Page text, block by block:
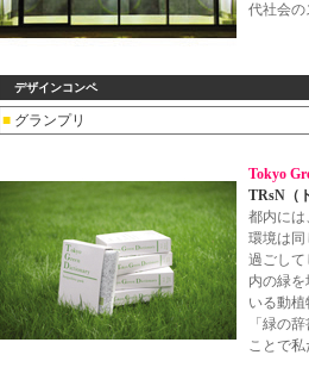
代社会の
デザインコンペ
■ グランプリ
Tokyo
TRsN（
都内には
環境は同
過ごして
内の緑
いる動
「緑の
ことで